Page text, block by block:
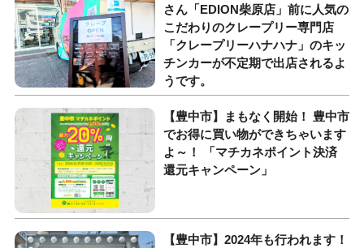
さん「EDION柴原店」前に人気の
こだわりのクレープリー専門店
「クレープリーハナハナ」のキッ
チンカーが不定期で出店されるよ
うです。
【豊中市】まもなく開始！ 豊中市
でお得に買い物ができちゃいます
よ～！ 「マチカネポイント決済
還元キャンペーン」
【豊中市】2024年も行われます！